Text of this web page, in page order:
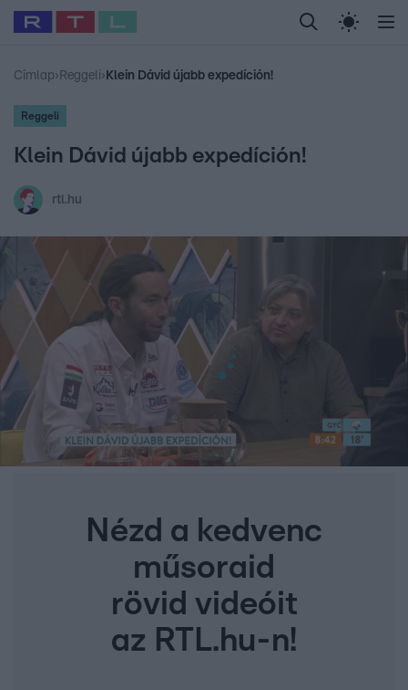
Legfrissebb RTL Híradó Randi Celeb vagyok,
Babits Marcella Most Wanted Gallusz
Címlap› Reggeli› Klein Dávid újabb expedíción!
Reggeli
Klein Dávid újabb expedíción!
rtl.hu
Nézd a kedvenc
műsoraid
rövid videóit
az RTL.hu-n!